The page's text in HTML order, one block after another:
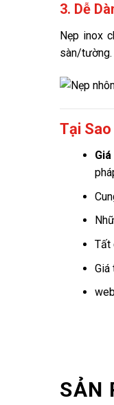
3. Dễ
Nẹp inox
sàn/tường.
Tại Sao
Giá
Tất
Giá
SẢN